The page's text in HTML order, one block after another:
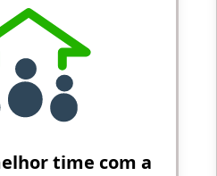
time com a